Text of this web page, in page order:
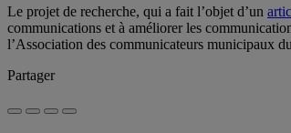
Le projet de recherche, qui a fait l’objet d’un
communications et à améliorer les
l’Association des communicateurs municipaux
Partager